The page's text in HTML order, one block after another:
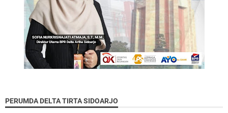
PERUMDA DELTA TIRTA SIDOARJO